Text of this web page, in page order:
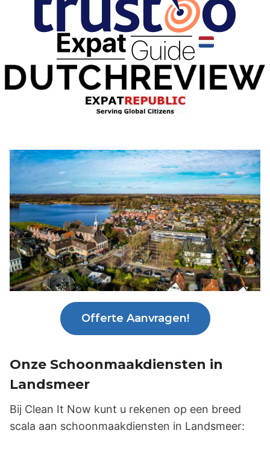
Offerte Aanvragen!
Onze Schoonmaakdiensten in
Landsmeer
Bij Clean It Now kunt u rekenen op een breed
scala aan schoonmaakdiensten in Landsmeer: